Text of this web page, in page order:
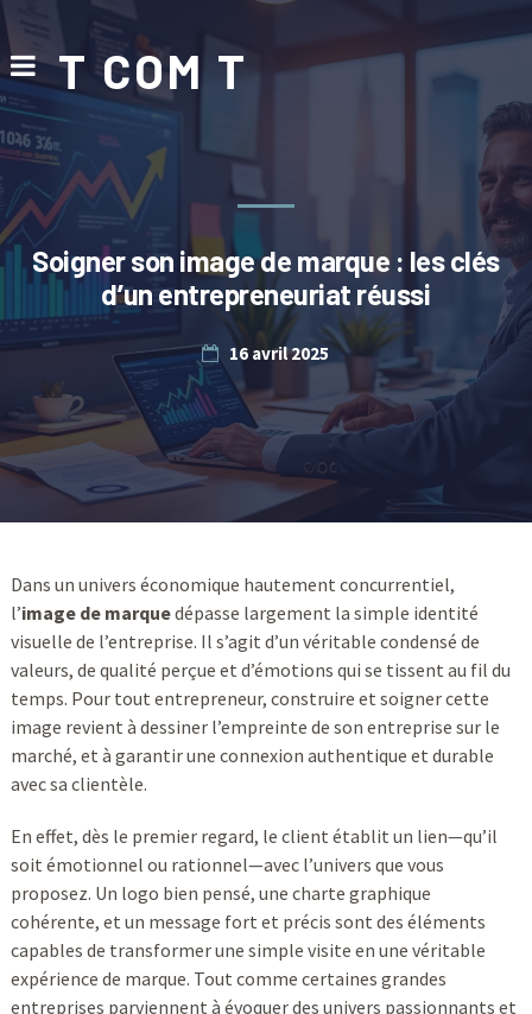
T COM T
Soigner son image de marque : les clés
d’un entrepreneuriat réussi
16 avril 2025
Dans un univers économique hautement concurrentiel,
l’image de marquedépasse largement la simple identité
visuelle de l’entreprise. Il s’agit d’un véritable condensé de
valeurs, de qualité perçue et d’émotions qui se tissent au fil du
temps. Pour tout entrepreneur, construire et soigner cette
image revient à dessiner l’empreinte de son entreprise sur le
marché, et à garantir une connexion authentique et durable
avec sa clientèle.
En effet, dès le premier regard, le client établit un lien—qu’il
soit émotionnel ou rationnel—avec l’univers que vous
proposez. Un logo bien pensé, une charte graphique
cohérente, et un message fort et précis sont des éléments
capables de transformer une simple visite en une véritable
expérience de marque. Tout comme certaines grandes
entreprises parviennent à évoquer des univers passionnants et